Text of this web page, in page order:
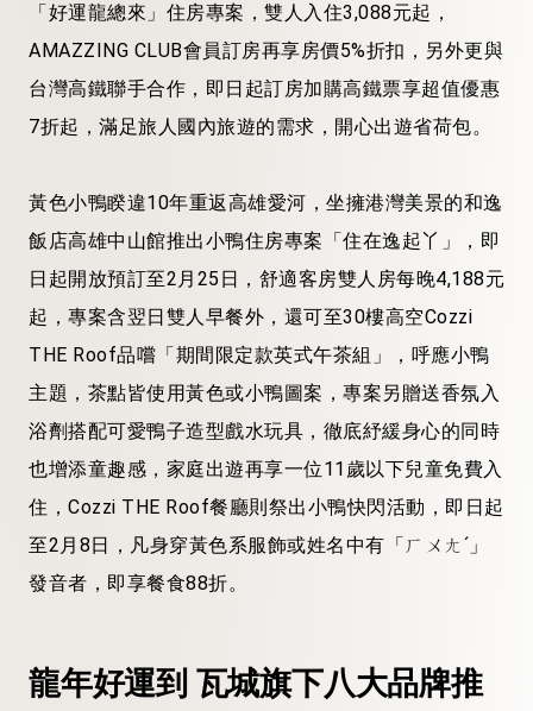
「好運龍總來」住房專案，雙人入住3,088元起，
AMAZZING CLUB會員訂房再享房價5%折扣，另外更與
台灣高鐵聯手合作，即日起訂房加購高鐵票享超值優惠
7折起，滿足旅人國內旅遊的需求，開心出遊省荷包。
黃色小鴨睽違10年重返高雄愛河，坐擁港灣美景的和逸
飯店高雄中山館推出小鴨住房專案「住在逸起丫」，即
日起開放預訂至2月25日，舒適客房雙人房每晚4,188元
起，專案含翌日雙人早餐外，還可至30樓高空Cozzi
THE Roof品嚐「期間限定款英式午茶組」，呼應小鴨
主題，茶點皆使用黃色或小鴨圖案，專案另贈送香氛入
浴劑搭配可愛鴨子造型戲水玩具，徹底紓緩身心的同時
也增添童趣感，家庭出遊再享一位11歲以下兒童免費入
住，Cozzi THE Roof餐廳則祭出小鴨快閃活動，即日起
至2月8日，凡身穿黃色系服飾或姓名中有「ㄏㄨㄤˊ」
發音者，即享餐食88折。
龍年好運到 瓦城旗下八大品牌推